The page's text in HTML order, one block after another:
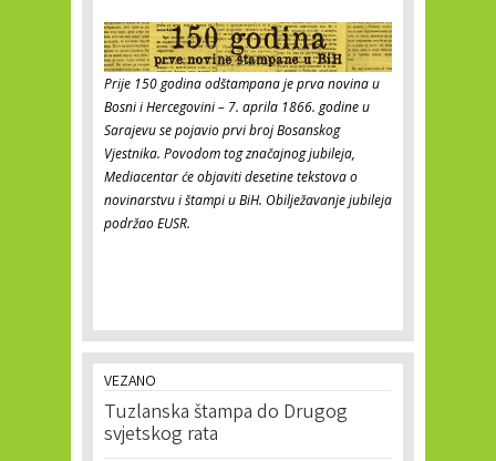
Prije 150 godina odštampana je prva novina u
Bosni i Hercegovini – 7. aprila 1866. godine u
Sarajevu se pojavio prvi broj Bosanskog
Vjestnika. Povodom tog značajnog jubileja,
Mediacentar će objaviti desetine tekstova o
novinarstvu i štampi u BiH. Obilježavanje jubileja
podržao EUSR.
VEZANO
Tuzlanska štampa do Drugog
svjetskog rata